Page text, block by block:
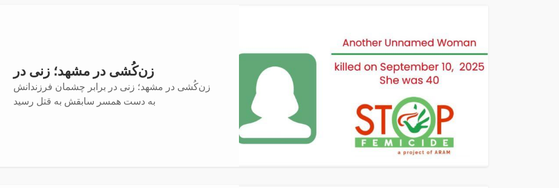
زن‌کُشی در مشهد؛ زنی در
زن‌کُشی در مشهد؛ زنی در برابر چشمان فرزندانش
به دست همسر سابقش به قتل رسید